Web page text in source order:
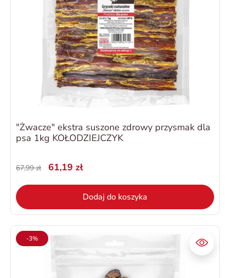
"Żwacze" ekstra suszone zdrowy przysmak dla
psa 1kg KOŁODZIEJCZYK
67,99 zł 61,19 zł
Dodaj do koszyka
-3%